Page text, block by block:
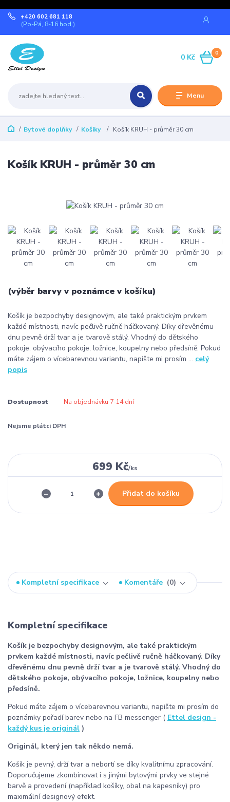
Menu
+420 602 681 118
(Po-Pá, 8-16 hod.)
0
0 Kč
Bytové doplňky Košíky Košík KRUH - průměr 30 cm
Košík KRUH - průměr 30 cm
(výběr barvy v poznámce v košíku)
Košík je bezpochyby designovým, ale také praktickým prvkem
každé místnosti, navíc pečlivě ručně háčkovaný. Díky dřevěnému
dnu pevně drží tvar a je tvarově stálý. Vhodný do dětského
pokoje, obývacího pokoje, ložnice, koupelny nebo předsíně. Pokud
máte zájem o vícebarevnou variantu, napište mi prosím ... celý
popis
Dostupnost Na objednávku 7-14 dní
Nejsme plátci DPH
699 Kč/ks
Přidat do košíku
Kompletní specifikace Komentáře 0
Kompletní specifikace
Košík je bezpochyby designovým, ale také praktickým
prvkem každé místnosti, navíc pečlivě ručně háčkovaný. Díky
dřevěnému dnu pevně drží tvar a je tvarově stálý. Vhodný do
dětského pokoje, obývacího pokoje, ložnice, koupelny nebo
předsíně.
Pokud máte zájem o vícebarevnou variantu, napište mi prosím do
poznámky pořadí barev nebo na FB messenger ( Ettel design -
každý kus je originál )
Originál, který jen tak někdo nemá.
Košík je pevný, drží tvar a nebortí se díky kvalitnímu zpracování.
Doporučujeme zkombinovat i s jinými bytovými prvky ve stejné
barvě a provedení (například košíky, obal na kapesníky) pro
maximální designový efekt.